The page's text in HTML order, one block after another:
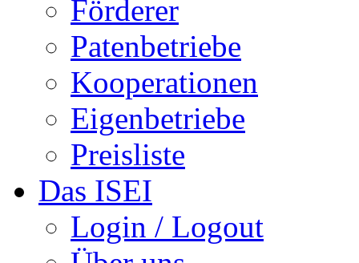
Förderer
Patenbetriebe
Kooperationen
Eigenbetriebe
Preisliste
Das ISEI
Login / Logout